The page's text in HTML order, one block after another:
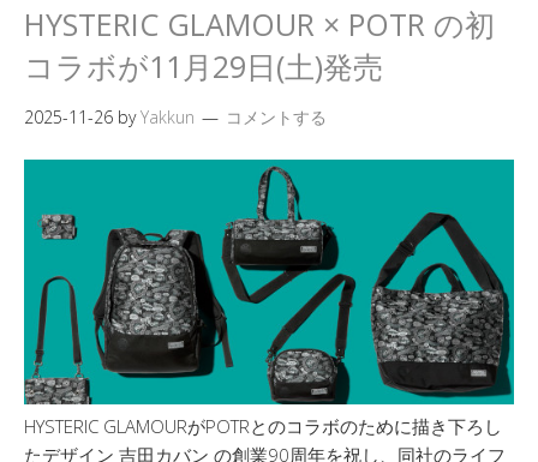
HYSTERIC GLAMOUR × POTR の初
コラボが11月29日(土)発売
2025-11-26 byYakkun コメントする
HYSTERIC GLAMOURがPOTRとのコラボのために描き下ろし
たデザイン 吉田カバン の創業90周年を祝し、同社のライフ